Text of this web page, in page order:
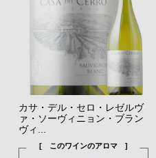
カサ・デル・セロ・レゼルヴ
ァ・ソーヴィニョン・ブラン
ヴィ...
[ このワインのアロマ ]